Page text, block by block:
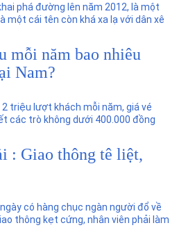
phá đường lên năm 2012, là một
một cái tên còn khá xa lạ với dân xê
mỗi năm bao nhiêu
Nam?
triệu lượt khách mỗi năm, giá vé
các trò không dưới 400.000 đồng
: Giao thông tê liệt,
có hàng chục ngàn người đổ về
thông kẹt cứng, nhân viên phải làm